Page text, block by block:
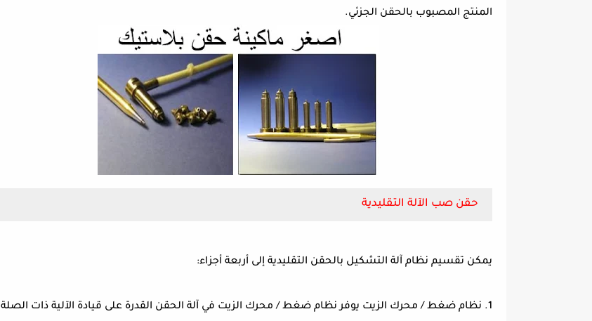
المنتج المصبوب بالحقن الجزئي.
حقن صب الآلة التقليدية
يمكن تقسيم نظام آلة التشكيل بالحقن التقليدية إلى أربعة أجزاء:
1. نظام ضغط / محرك الزيت يوفر نظام ضغط / محرك الزيت في آلة الحقن القدرة على قيادة الآلية ذات الصلة